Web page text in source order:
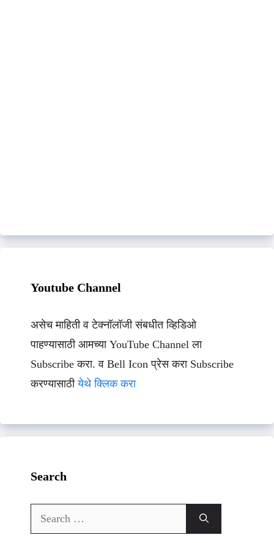
Youtube Channel
असेच माहिती व टेक्नॉलॉजी संबधीत व्हिडिओ
पाहण्यासाठी आमच्या YouTube Channel ला
Subscribe करा. व Bell Icon प्रेस करा Subscribe
करण्यासाठीयेथे क्लिक करा
Search
Search
for: